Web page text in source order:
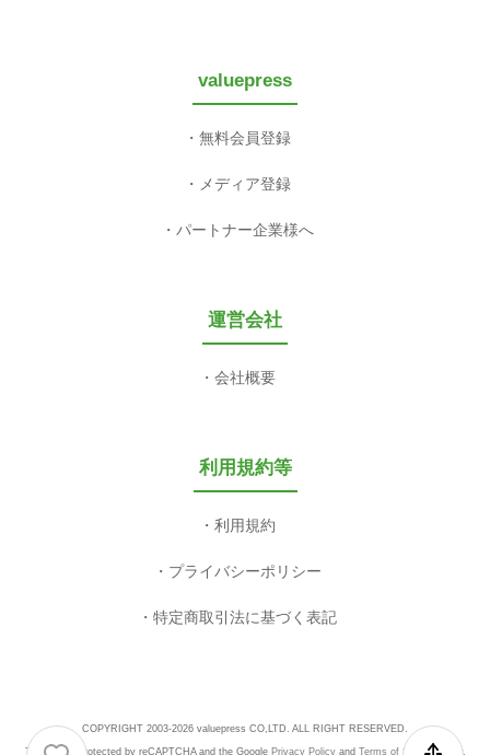
valuepress
無料会員登録
メディア登録
パートナー企業様へ
運営会社
会社概要
利用規約等
利用規約
プライバシーポリシー
特定商取引法に基づく表記
COPYRIGHT 2003-2026 valuepress CO,LTD. ALL RIGHT RESERVED.
This site is protected by reCAPTCHA and the Google Privacy Policyand Terms of Serviceapply.